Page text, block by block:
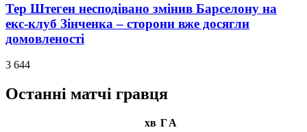
Тер Штеген несподівано змінив Барселону на
екс-клуб Зінченка – сторони вже досягли
домовленості
3 644
Останні матчі гравця
хв ГА